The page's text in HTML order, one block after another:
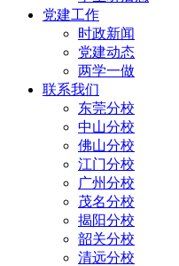
党建工作
时政新闻
党建动态
两学一做
联系我们
东莞分校
中山分校
佛山分校
江门分校
广州分校
茂名分校
揭阳分校
韶关分校
清远分校